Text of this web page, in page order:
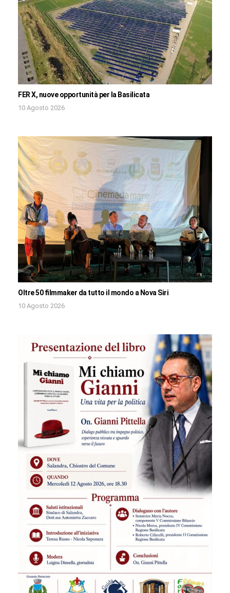
FER X, nuove opportunità per la Basilicata
10 Agosto 2026
Oltre 50 filmmaker da tutto il mondo a Nova Siri
10 Agosto 2026